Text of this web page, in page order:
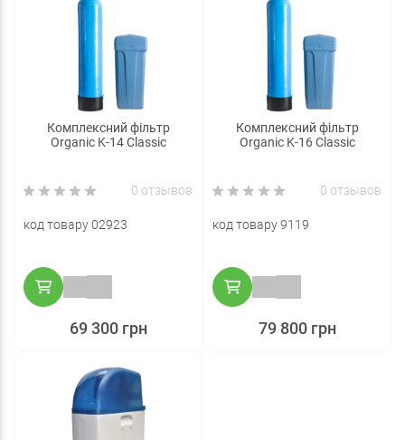
Комплексний фільтр
Organic K-14 Classic
0 отзывов
код товару 02923
69 300 грн
Комплексний фільтр
Organic K-16 Classic
0 отзывов
код товару 9119
79 800 грн